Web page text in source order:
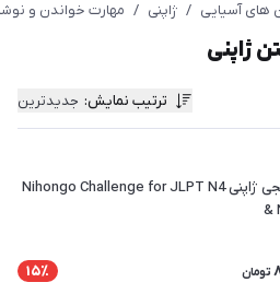
های آسیایی / ژاپنی / مهارت خواندن و
ژاپنی
ترتیب نمایش: جدیدترین
کتاب کانجی ژاپنی Nihongo Challenge for JLPT N4
&
تومان 15٪